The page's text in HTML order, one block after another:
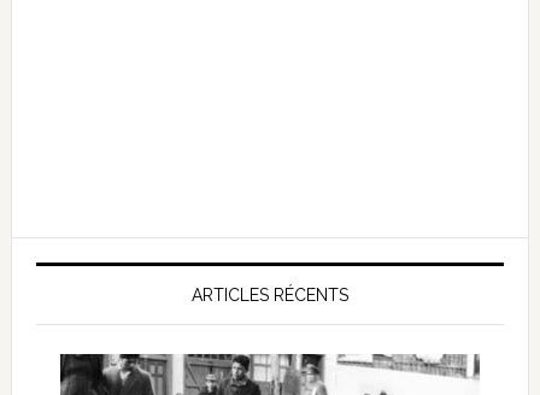
ARTICLES RÉCENTS